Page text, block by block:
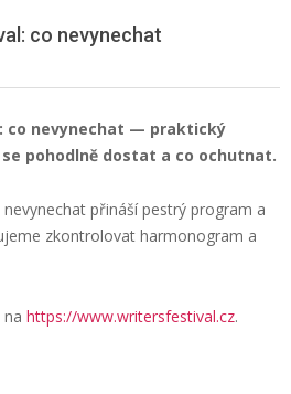
co nevynechat
co nevynechat — praktický
pohodlně dostat a co ochutnat.
nevynechat přináší pestrý program a
zkontrolovat harmonogram a
https://www.writersfestival.cz.